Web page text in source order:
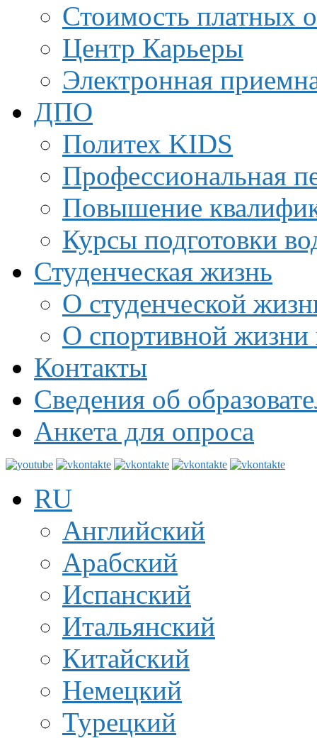
Стоимость платных
Центр Карьеры
Электронная
ДПО
Политех KIDS
Профессиональная
Повышение
Курсы подготовки
Студенческая жизнь
О студенческой
О спортивной жизни
Контакты
Сведения об
Анкета для опроса
RU
Английский
Арабский
Испанский
Итальянский
Китайский
Немецкий
Турецкий